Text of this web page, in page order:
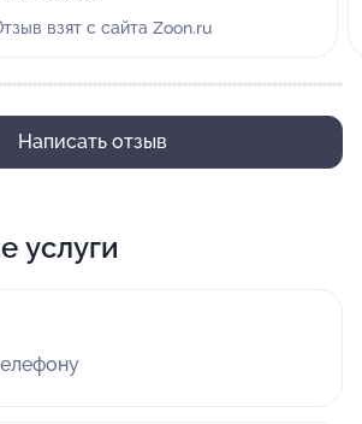
взят с сайта Zoon.ru
Написать отзыв
услуги